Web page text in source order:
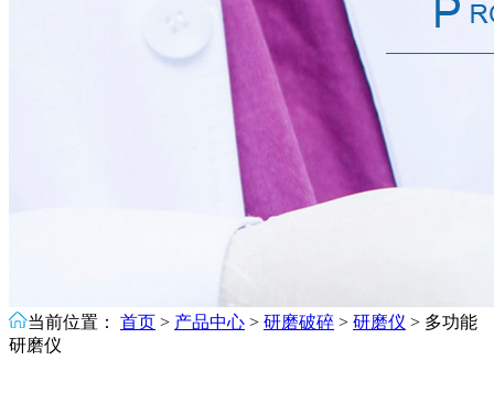
当前位置： 首页 > 产品中心 > 研磨破碎 > 研磨仪 > 多功能
研磨仪